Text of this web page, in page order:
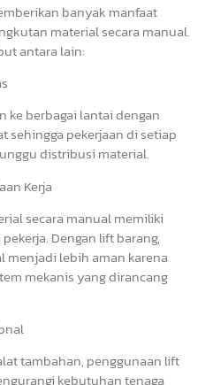
banyak manfaat
material secara manual.
antara lain:
ke berbagai lantai dengan
sehingga pekerjaan di setiap
distribusi material.
Kerja
secara manual memiliki
Dengan lift barang,
menjadi lebih aman karena
mekanis yang dirancang
tambahan, penggunaan lift
kebutuhan tenaga